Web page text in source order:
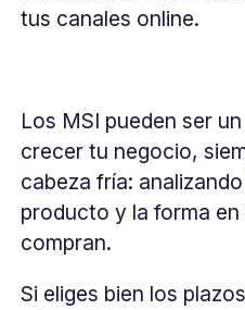
tus canales online.
Los MSI pueden ser
crecer tu negocio,
cabeza fría:
producto y la forma
compran.
Si eliges bien los